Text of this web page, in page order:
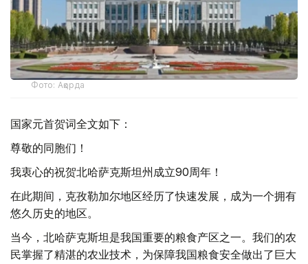
Фото: Ақорда
国家元首贺词全文如下：
尊敬的同胞们！
我衷心的祝贺北哈萨克斯坦州成立90周年！
在此期间，克孜勒加尔地区经历了快速发展，成为一个拥有
悠久历史的地区。
当今，北哈萨克斯坦是我国重要的粮食产区之一。我们的农
民掌握了精湛的农业技术，为保障我国粮食安全做出了巨大